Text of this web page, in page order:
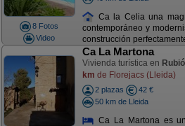
8 Fotos
Video
Ca la Celia una
contemporáneo y
construcción
Ca La Martona
Vivienda turística en
km de Florejacs (Lleida)
2 plazas
42 €
50 km de Lleida
Ca La Martona es